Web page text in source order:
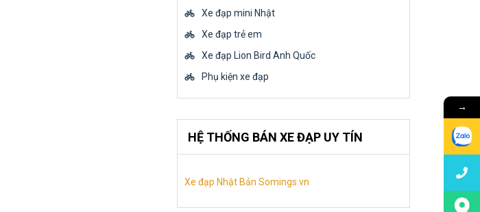
Xe đạp mini Nhật
Xe đạp trẻ em
Xe đạp Lion Bird Anh Quốc
Phụ kiện xe đạp
HỆ THỐNG BÁN XE ĐẠP UY TÍN
Xe đạp Nhật Bản Somings.vn
→